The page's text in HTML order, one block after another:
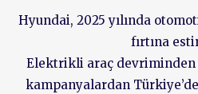
Hyundai, 2025 yılında
fırtına
Elektrikli araç
kampanyalardan